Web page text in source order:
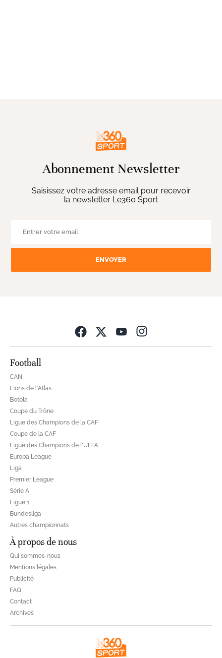
Abonnement Newsletter
Saisissez votre adresse email pour recevoir
ENVOYER
Opens in new
Football
CAN
Lions de l'Atlas
Botola
Coupe du Trône
Ligue des Champions de la CAF
Coupe de la CAF
Ligue des Champions de l'UEFA
Europa League
Liga
Premier League
Série A
Ligue 1
Bundesliga
Autres championnats
À propos de nous
Qui sommes-nous
Mentions légales
Publicité
FAQ
Contact
Archives